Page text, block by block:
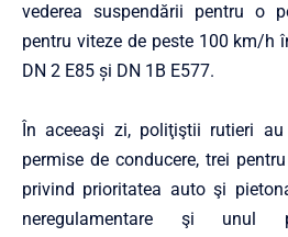
vederea suspendării pentru o
pentru viteze de peste 100 km/h
DN 2 E85 și DN 1B E577.
În aceeaşi zi, poliţiştii rutieri
permise de conducere, trei
privind prioritatea auto şi
neregulamentare şi unul